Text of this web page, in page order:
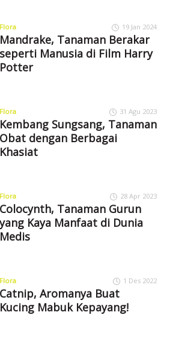
Flora 19 Jan 2024
Mandrake, Tanaman Berakar
seperti Manusia di Film Harry
Potter
Flora 31 Agu 2023
Kembang Sungsang, Tanaman
Obat dengan Berbagai
Khasiat
Flora 28 Apr 2023
Colocynth, Tanaman Gurun
Kaya Manfaat di Dunia
Medis
Flora 1 Des 2022
Catnip, Aromanya Buat
Kucing Mabuk Kepayang!